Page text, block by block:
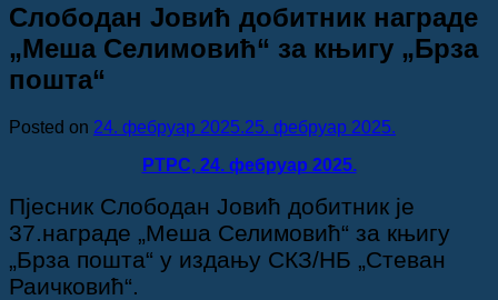
Слободан Јовић добитник награде
„Меша Селимовић“ за књигу „Брза
пошта“
Posted on 24. фебруар 2025.25. фебруар 2025.
РТРС, 24. фебруар 2025.
Пјесник Слободан Јовић добитник је
37.награде „Меша Селимовић“ за књигу
„Брза пошта“ у издању СКЗ/НБ „Стеван
Раичковић“.